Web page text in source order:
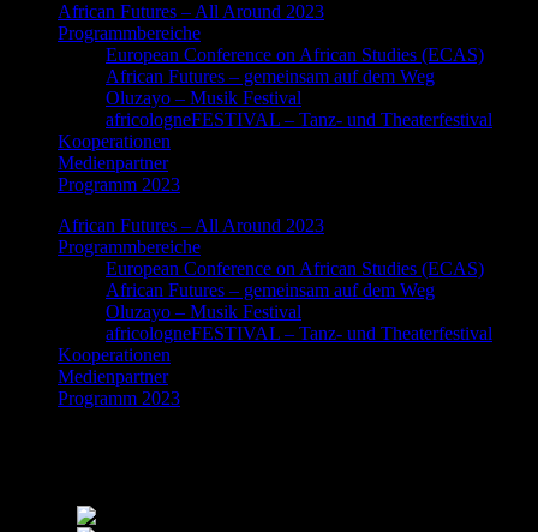
African Futures – All Around 2023
Programmbereiche
European Conference on African Studies (ECAS)
African Futures – gemeinsam auf dem Weg
Oluzayo – Musik Festival
africologneFESTIVAL – Tanz- und Theaterfestival
Kooperationen
Medienpartner
Programm 2023
African Futures – All Around 2023
Programmbereiche
European Conference on African Studies (ECAS)
African Futures – gemeinsam auf dem Weg
Oluzayo – Musik Festival
africologneFESTIVAL – Tanz- und Theaterfestival
Kooperationen
Medienpartner
Programm 2023